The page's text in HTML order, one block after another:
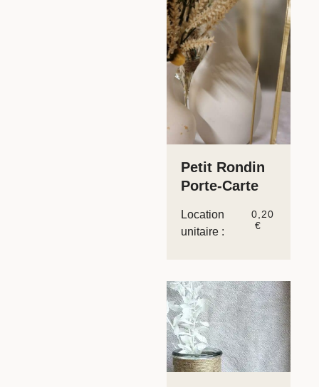
Petit Rondin
Porte-Carte
Location
unitaire :
0,20
€